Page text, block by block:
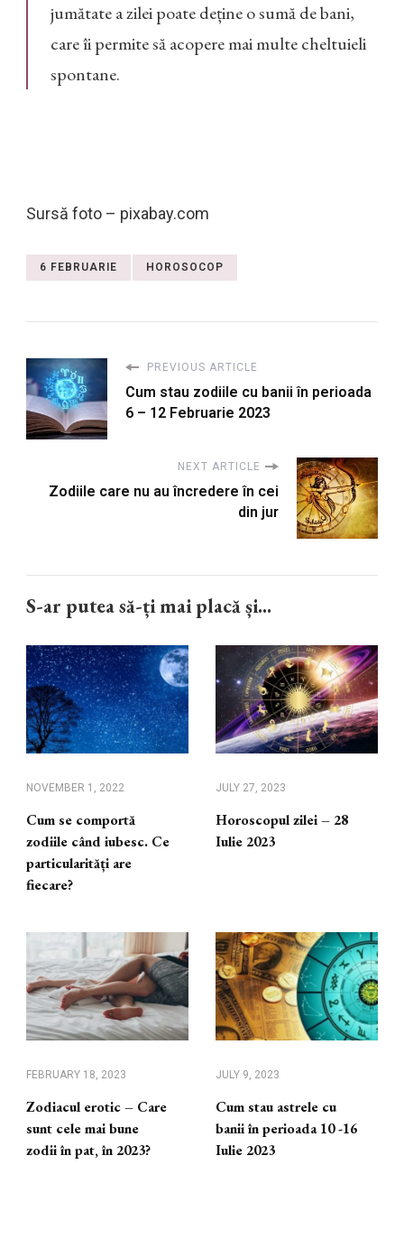
jumătate a zilei poate deține o sumă de bani,
care îi permite să acopere mai multe cheltuieli
spontane.
Sursă foto – pixabay.com
6 FEBRUARIE HOROSOCOP
PREVIOUS ARTICLE
Cum stau zodiile cu banii în perioada
6 – 12 Februarie 2023
NEXT ARTICLE
Zodiile care nu au încredere în cei
din jur
S-ar putea să-ți mai placă și...
NOVEMBER 1, 2022
Cum se comportă
zodiile când iubesc. Ce
particularități are
fiecare?
JULY 27, 2023
Horoscopul zilei – 28
Iulie 2023
FEBRUARY 18, 2023
Zodiacul erotic – Care
sunt cele mai bune
zodii în pat, în 2023?
JULY 9, 2023
Cum stau astrele cu
banii în perioada 10 -16
Iulie 2023